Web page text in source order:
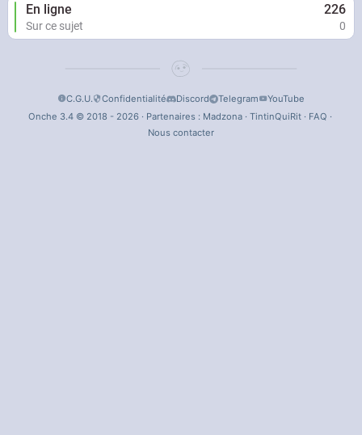
En ligne 226
Sur ce sujet 0
C.G.U. Confidentialité Discord Telegram
YouTube
Onche 3.4 © 2018 - 2026 · Partenaires : Madzona· TintinQuiRit· FAQ ·
Nous contacter